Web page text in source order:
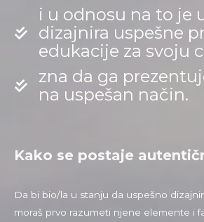
Kako se postaje
Da bi bio/la u stanju da uspešno
moraš prvo razumeti njene elemente i
i u odnosu na to je
dizajnira uspešne
edukacije za svoju
zna da ga
na uspešan način.